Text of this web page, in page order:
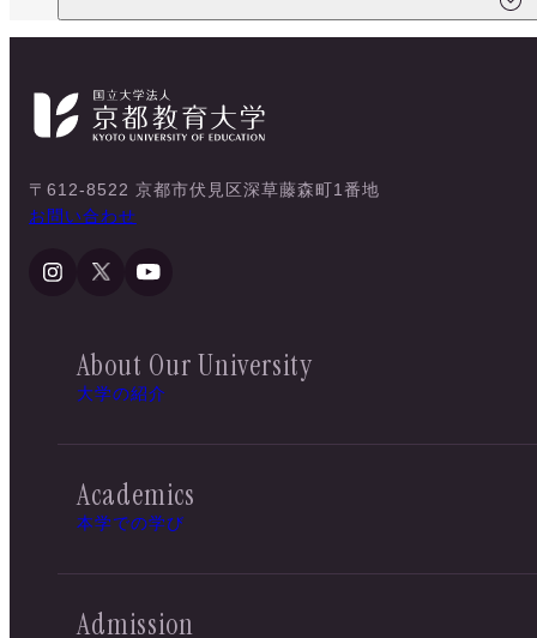
〒612-8522 京都市伏見区深草藤森町1番地
お問い合わせ
About Our University
大学の紹介
Academics
本学での学び
Admission